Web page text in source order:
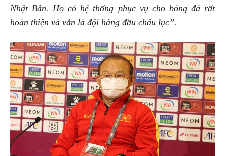
Nhật Bản. Họ có hệ thống phục vụ cho bóng đá rất
hoàn thiện và vẫn là đội hàng đầu châu lục”.